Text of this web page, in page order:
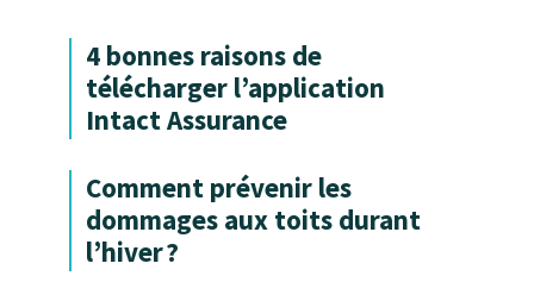
4 bonnes raisons de
télécharger l’application
Intact Assurance
Comment prévenir les
dommages aux toits durant
l’hiver ?